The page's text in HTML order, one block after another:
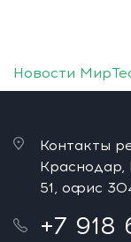
Новости
Контакты
Краснодар,
51, офис
+7